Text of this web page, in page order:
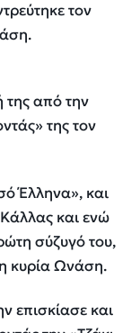
τον
της από την
της τον
Έλληνα», και
και ενώ
σύζυγό του,
κυρία Ωνάση.
επισκίασε και